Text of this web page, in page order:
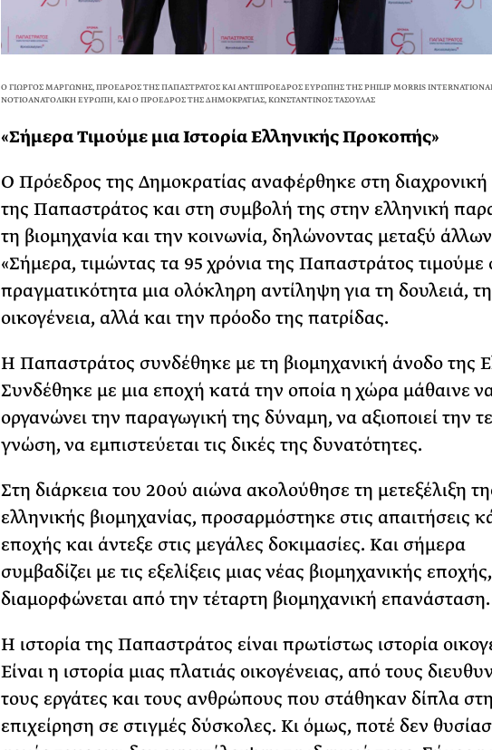
O ΓΙΏΡΓΟΣ ΜΑΡΓΏΝΗΣ, ΠΡΌΕΔΡΟΣ ΤΗΣ ΠΑΠΑΣΤΡΆΤΟΣ ΚΑΙ ΑΝΤΙΠΡΌΕΔΡΟΣ ΕΥΡΏΠΗΣ ΤΗΣ PHILIP MORRIS
ΙΑ ΤΗ ΝΟΤΙΟΑΝΑΤΟΛΙΚΉ ΕΥΡΏΠΗ, ΚΑΙ Ο ΠΡΌΕΔΡΟΣ ΤΗΣ ΔΗΜΟΚΡΑΤΊΑΣ, ΚΩΝΣΤΑΝΤΊΝΟΣ ΤΑΣΟΎΛΑΣ
«Σήμερα Τιμούμε μια Ιστορία Ελληνικής Προκοπής»
Ο Πρόεδρος της Δημοκρατίας αναφέρθηκε στη διαχρονική
της Παπαστράτος και στη συμβολή της στην ελληνική
τη βιομηχανία και την κοινωνία, δηλώνοντας μεταξύ
«Σήμερα, τιμώντας τα 95 χρόνια της Παπαστράτος τιμούμε
πραγματικότητα μια ολόκληρη αντίληψη για τη δουλειά,
οικογένεια, αλλά και την πρόοδο της πατρίδας.
Η Παπαστράτος συνδέθηκε με τη βιομηχανική άνοδο της
Συνδέθηκε με μια εποχή κατά την οποία η χώρα μάθαινε
οργανώνει την παραγωγική της δύναμη, να αξιοποιεί την
γνώση, να εμπιστεύεται τις δικές της δυνατότητες.
Στη διάρκεια του 20ού αιώνα ακολούθησε τη μετεξέλιξη
ελληνικής βιομηχανίας, προσαρμόστηκε στις απαιτήσεις
εποχής και άντεξε στις μεγάλες δοκιμασίες. Και σήμερα
συμβαδίζει με τις εξελίξεις μιας νέας βιομηχανικής
διαμορφώνεται από την τέταρτη βιομηχανική επανάσταση.
Η ιστορία της Παπαστράτος είναι πρωτίστως ιστορία
Είναι η ιστορία μιας πλατιάς οικογένειας, από τους
τους εργάτες και τους ανθρώπους που στάθηκαν δίπλα
επιχείρηση σε στιγμές δύσκολες. Κι όμως, ποτέ δεν